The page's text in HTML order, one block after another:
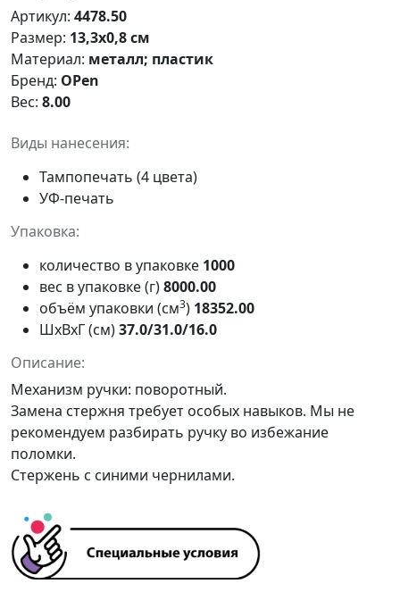
Артикул: 4478.50
Размер: 13,3х0,8 см
Материал: металл; пластик
Бренд: OPen
Вес: 8.00
Виды нанесения:
Тампопечать (4 цвета)
УФ-печать
Упаковка:
количество в упаковке 1000
вес в упаковке (г)8000.00
объём упаковки (см3) 18352.00
ШxВxГ (см)37.0/31.0/16.0
Описание:
Механизм ручки: поворотный.
Замена стержня требует особых навыков. Мы не
рекомендуем разбирать ручку во избежание
поломки.
Стержень с синими чернилами.